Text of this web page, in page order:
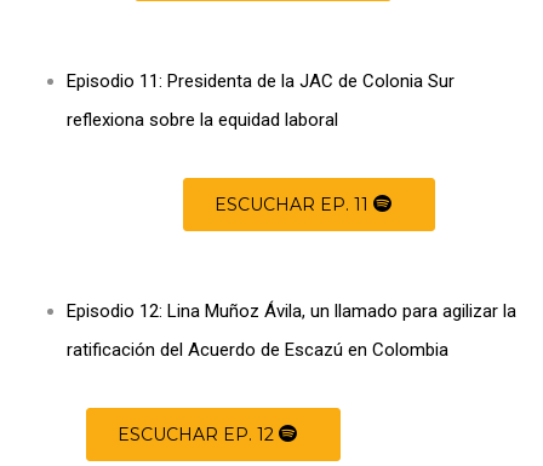
Episodio 11: Presidenta de la JAC de Colonia Sur
reflexiona sobre la equidad laboral
ESCUCHAR EP. 11
Episodio 12: Lina Muñoz Ávila, un llamado para agilizar la
ratificación del Acuerdo de Escazú en Colombia
ESCUCHAR EP. 12